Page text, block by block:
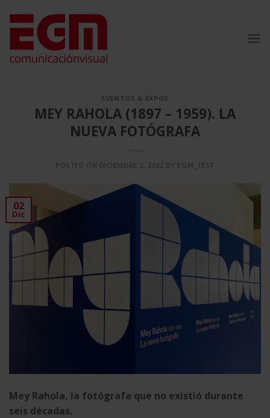
contenido
EVENTOS & EXPOS
MEY RAHOLA (1897 – 1959). LA
NUEVA FOTÓGRAFA
POSTED ON DICIEMBRE 2, 2022 BY EGM_TEST
02
Dic
Mey Rahola, la fotógrafa que no existió durante
seis décadas.